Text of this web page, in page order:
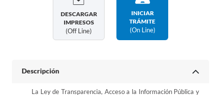
DESCARGAR
IMPRESOS
(off Line)
INICIAR
TRÁMITE
(on Line)
Descripción
La Ley de Transparencia, Acceso a la Información Pública y